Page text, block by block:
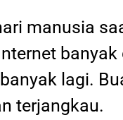
manusia
lagi.
terjangkau.